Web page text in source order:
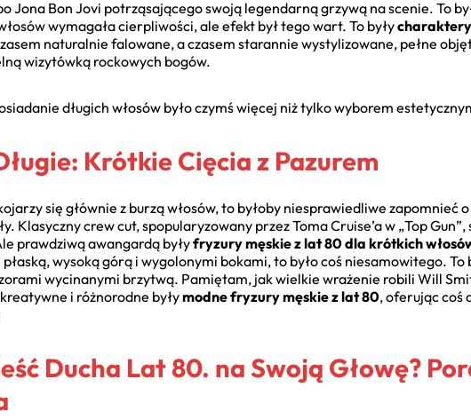
Jona Bon Jovi potrząsającego swoją legendarną grzywą na scenie. To
wymagała cierpliwości, ale efekt był tego wart. To były
naturalnie falowane, a czasem starannie wystylizowane, pełne
wizytówką rockowych bogów.
długich włosów było czymś więcej niż tylko wyborem
Krótkie Cięcia z Pazurem
się głównie z burzą włosów, to byłoby niesprawiedliwe zapomnieć
Klasyczny crew cut, spopularyzowany przez Toma Cruise’a w „Top
prawdziwą awangardą byłyfryzury męskie z lat 80 dla krótkich
płaską, wysoką górą i wygolonymi bokami, to było coś niesamowitego.
wycinanymi brzytwą. Pamiętam, jak wielkie wrażenie robili Will
i różnorodne byłymodne fryzury męskie z lat 80, oferując coś
Ducha Lat 80. na Swoją Głowę?